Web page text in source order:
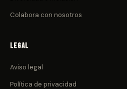
Colabora con nosotros
Legal
Aviso legal
Política de privacidad